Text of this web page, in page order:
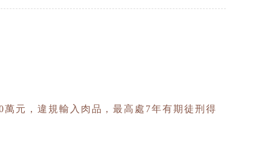
元，違規輸入肉品，最高處7年有期徒刑得